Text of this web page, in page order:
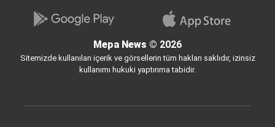
Mepa News © 2026
Sitemizde kullanılan içerik ve görsellerin tüm hakları saklıdır, izinsiz
kullanımı hukuki yaptırıma tabidir.